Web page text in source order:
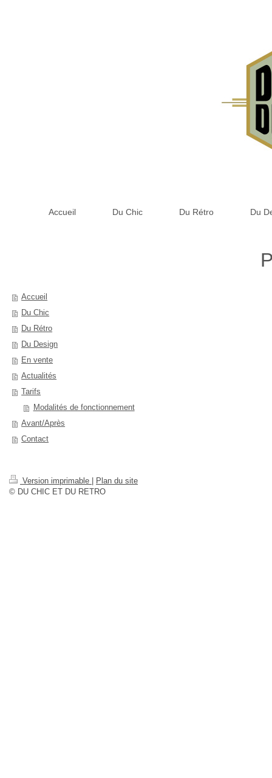
Accueil Du Chic Du Rétro Du
Accueil
Du Chic
Du Rétro
Du Design
En vente
Actualités
Tarifs
Modalités de fonctionnement
Avant/Après
Contact
Version imprimable
Plan du site
© DU CHIC ET DU RETRO